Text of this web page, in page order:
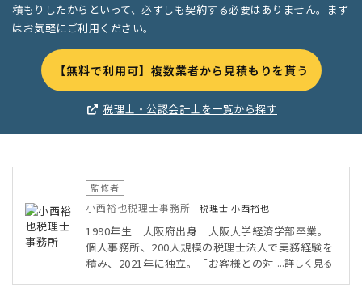
積もりしたからといって、必ずしも契約する必要はありません。まず
はお気軽にご利用ください。
【無料で利用可】複数業者から見積もりを貰う
税理士・公認会計士を一覧から探す
監修者
小西裕也税理士事務所 税理士 小西裕也
1990年生 大阪府出身 大阪大学経済学部卒業。
個人事務所、200人規模の税理士法人で実務経験を
積み、2021年に独立。「お客様との対話を大事に
...詳しく見る